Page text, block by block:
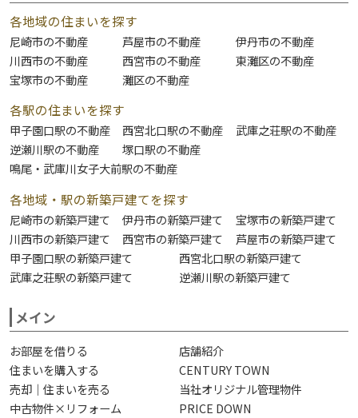
各地域の住まいを探す
尼崎市の不動産 芦屋市の不動産
伊丹市の不動産
川西市の不動産
西宮市の不動産
東灘区の不動産
宝塚市の不動産
灘区の不動産
各駅の住まいを探す
甲子園口駅の不動産 西宮北口駅の不動産
武庫之荘駅の不動産
逆瀬川駅の不動産
塚口駅の不動産
鳴尾・武庫川女子大前駅の不動産
各地域・駅の新築戸建てを探す
尼崎市の新築戸建て 伊丹市の新築戸建て
宝塚市の新築戸建て
川西市の新築戸建て
西宮市の新築戸建て
芦屋市の新築戸建て
甲子園口駅の新築戸建て
西宮北口駅の新築戸建て
武庫之荘駅の新築戸建て
逆瀬川駅の新築戸建て
メイン
お部屋を借りる
店舗紹介
住まいを購入する
CENTURY TOWN
売却｜住まいを売る
当社オリジナル管理物件
中古物件×リフォーム
PRICE DOWN